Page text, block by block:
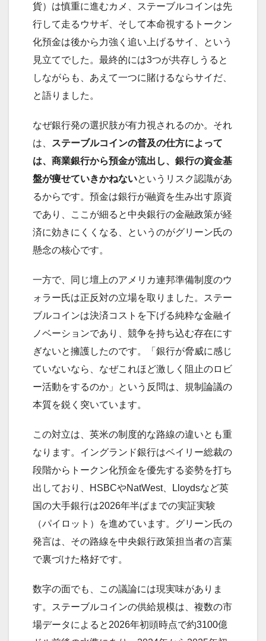
貨）は慎重に進むカメ、ステーブルコインは先
行して走るウサギ、そして本命視するトークン
化預金は後から力強く追い上げるサイ、という
見立てでした。最終的には3つが共存しうると
しながらも、あえて一つに賭けるならサイだ、
と語りました。
なぜ銀行発の選択肢が有力視されるのか。それ
は、
ステーブルコインの普及の仕方によって
は、商業銀行から預金が流出し、銀行の資金基
盤が痩せていきかねないというリスク認識があ
るからです。預金は銀行が融資を生み出す原資
であり、ここが細ると中央銀行の金融政策が経
済に効きにくくなる、というのがグリーン氏の
懸念の核心です。
一方で、同じ壇上のアメリカ連邦準備制度のウ
ォラー氏は正反対の立場を取りました。ステー
ブルコインは決済コストを下げる純粋な金融イ
ノベーションであり、競争を持ち込む存在にす
ぎないと擁護したのです。「銀行が脅威に感じ
ていないなら、なぜこれほど激しく阻止のロビ
ー活動をするのか」という反問は、規制論議の
本質を鋭く突いています。
この対立は、英米の制度的な路線の違いとも重
なります。イングランド銀行はベイリー総裁の
段階からトークン化預金を優先する姿勢を打ち
出しており、HSBCやNatWest、Lloydsなど英
国の大手銀行は2026年半ばまでの実証実験
（パイロット）を進めています。グリーン氏の
発言は、その路線を中央銀行政策担当者の言葉
で裏づけた格好です。
数字の面でも、この議論には現実味がありま
す。ステーブルコインの供給規模は、複数の市
場データによると2026年初頭時点で約3100億